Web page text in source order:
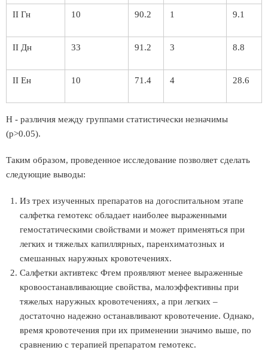
II Гн 10 90.2 1 9.1
II Дн 33 91.2 3 8.8
II Ен 10 71.4 4 28.6
Н - различия между группами статистически незначимы
(р>0.05).
Таким образом, проведенное исследование позволяет сделать
следующие выводы:
Из трех изученных препаратов на догоспитальном этапе
салфетка гемотекс обладает наиболее выраженными
гемостатическими свойствами и может применяться при
легких и тяжелых капиллярных, паренхиматозных и
смешанных наружных кровотечениях.
Салфетки активтекс Фгем проявляют менее выраженные
кровоостанавливающие свойства, малоэффективны при
тяжелых наружных кровотечениях, а при легких –
достаточно надежно останавливают кровотечение. Однако,
время кровотечения при их применении значимо выше, по
сравнению с терапией препаратом гемотекс.